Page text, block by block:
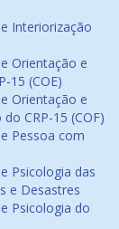
Interiorização
Orientação e
15 (COE)
Orientação e
CRP-15 (COF)
Pessoa com
Psicologia das
e Desastres
Psicologia do